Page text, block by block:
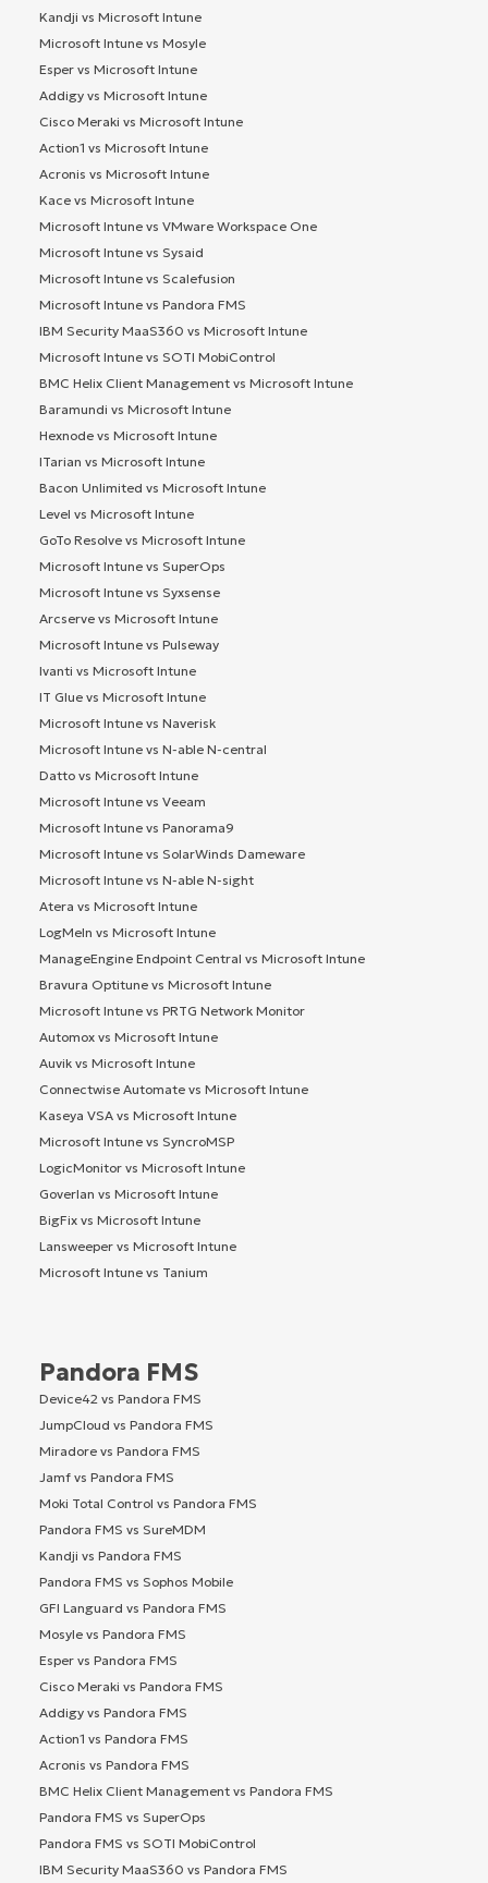
Kandji vs Microsoft Intune
Microsoft Intune vs Mosyle
Esper vs Microsoft Intune
Addigy vs Microsoft Intune
Cisco Meraki vs Microsoft Intune
Action1 vs Microsoft Intune
Acronis vs Microsoft Intune
Kace vs Microsoft Intune
Microsoft Intune vs VMware Workspace One
Microsoft Intune vs Sysaid
Microsoft Intune vs Scalefusion
Microsoft Intune vs Pandora FMS
IBM Security MaaS360 vs Microsoft Intune
Microsoft Intune vs SOTI MobiControl
BMC Helix Client Management vs Microsoft Intune
Baramundi vs Microsoft Intune
Hexnode vs Microsoft Intune
ITarian vs Microsoft Intune
Bacon Unlimited vs Microsoft Intune
Level vs Microsoft Intune
GoTo Resolve vs Microsoft Intune
Microsoft Intune vs SuperOps
Microsoft Intune vs Syxsense
Arcserve vs Microsoft Intune
Microsoft Intune vs Pulseway
Ivanti vs Microsoft Intune
IT Glue vs Microsoft Intune
Microsoft Intune vs Naverisk
Microsoft Intune vs N-able N-central
Datto vs Microsoft Intune
Microsoft Intune vs Veeam
Microsoft Intune vs Panorama9
Microsoft Intune vs SolarWinds Dameware
Microsoft Intune vs N-able N-sight
Atera vs Microsoft Intune
LogMeIn vs Microsoft Intune
ManageEngine Endpoint Central vs Microsoft Intune
Bravura Optitune vs Microsoft Intune
Microsoft Intune vs PRTG Network Monitor
Automox vs Microsoft Intune
Auvik vs Microsoft Intune
Connectwise Automate vs Microsoft Intune
Kaseya VSA vs Microsoft Intune
Microsoft Intune vs SyncroMSP
LogicMonitor vs Microsoft Intune
Goverlan vs Microsoft Intune
BigFix vs Microsoft Intune
Lansweeper vs Microsoft Intune
Microsoft Intune vs Tanium
Pandora FMS
Device42 vs Pandora FMS
JumpCloud vs Pandora FMS
Miradore vs Pandora FMS
Jamf vs Pandora FMS
Moki Total Control vs Pandora FMS
Pandora FMS vs SureMDM
Kandji vs Pandora FMS
Pandora FMS vs Sophos Mobile
GFI Languard vs Pandora FMS
Mosyle vs Pandora FMS
Esper vs Pandora FMS
Cisco Meraki vs Pandora FMS
Addigy vs Pandora FMS
Action1 vs Pandora FMS
Acronis vs Pandora FMS
BMC Helix Client Management vs Pandora FMS
Pandora FMS vs SuperOps
Pandora FMS vs SOTI MobiControl
IBM Security MaaS360 vs Pandora FMS